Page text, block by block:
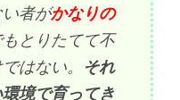
者がかなりの
とりたてて不
はない。
それ
境で育ってき